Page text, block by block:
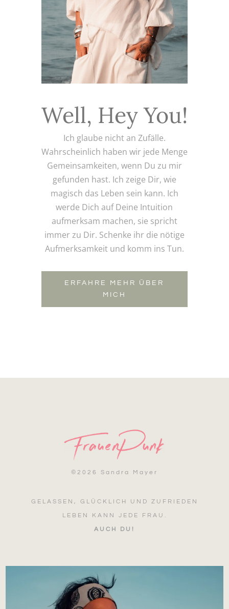
Well, Hey You!
Ich glaube nicht an Zufälle.
Wahrscheinlich haben wir jede Menge
Gemeinsamkeiten, wenn Du zu mir
gefunden hast. Ich zeige Dir, wie
magisch das Leben sein kann. Ich
werde Dich auf Deine Intuition
aufmerksam machen, sie spricht
immer zu Dir. Schenke ihr die nötige
Aufmerksamkeit und komm ins Tun.
ERFAHRE MEHR ÜBER
MICH
© 2026 Sandra Mayer
GELASSEN, GLÜCKLICH UND ZUFRIEDEN
LEBEN KANN JEDE FRAU.
AUCH DU!